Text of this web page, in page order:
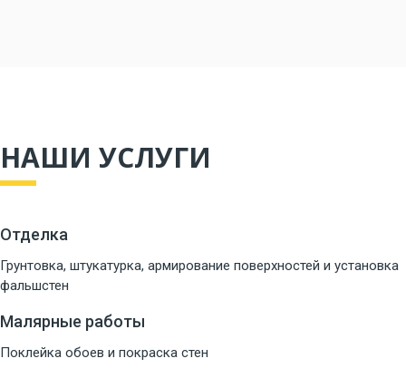
НАШИ УСЛУГИ
Отделка
Грунтовка, штукатурка, армирование поверхностей и установка
фальшстен
Малярные работы
Поклейка обоев и покраска стен